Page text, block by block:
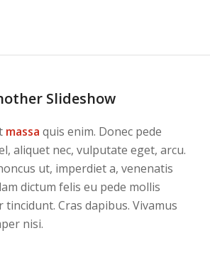
Slideshow
massa quis enim. Donec pede
aliquet nec, vulputate eget, arcu.
ut, imperdiet a, venenatis
dictum felis eu pede mollis
Cras dapibus. Vivamus
nisi.